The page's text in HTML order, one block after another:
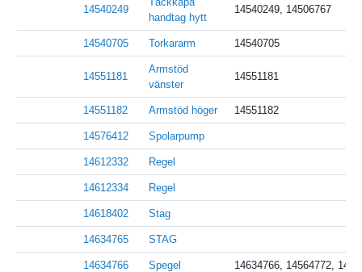
14540249
handtag hytt
14540249, 14506767
14540705 Torkararm 14540705
14551181
Armstöd
vänster
14551181
14551182 Armstöd höger 14551182
14576412 Spolarpump
14612332 Regel
14612334 Regel
14618402 Stag
14634765 STAG
14634766 Spegel 14634766, 14564772,